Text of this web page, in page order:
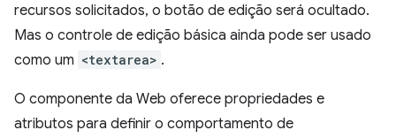
recursos solicitados, o botão de edição será ocultado.
Mas o controle de edição básica ainda pode ser usado
como um <textarea> .
O componente da Web oferece propriedades e
atributos para definir o comportamento de